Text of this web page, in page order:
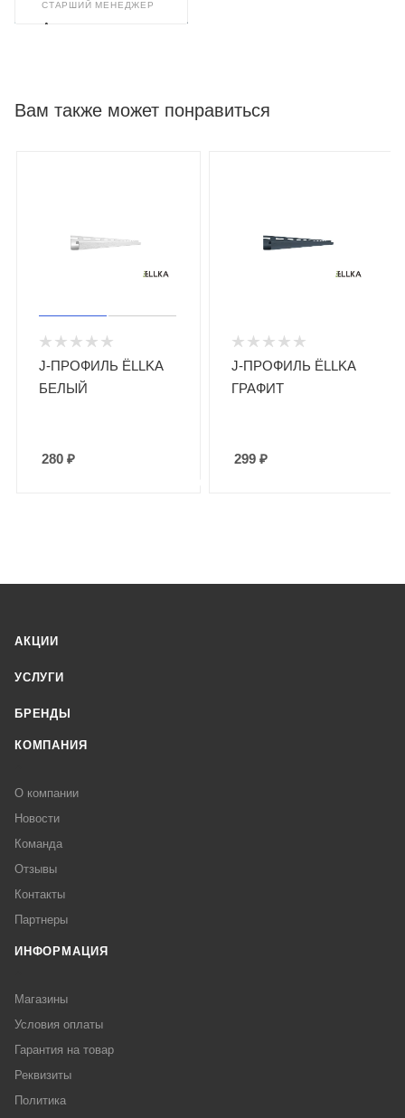
СТАРШИЙ МЕНЕДЖЕР
Александр
Вам также может понравиться
J-ПРОФИЛЬ ЁLLKA
БЕЛЫЙ
280 ₽
J-ПРОФИЛЬ ЁLLKA
ГРАФИТ
299 ₽
АКЦИИ
УСЛУГИ
БРЕНДЫ
КОМПАНИЯ
О компании
Новости
Команда
Отзывы
Контакты
Партнеры
ИНФОРМАЦИЯ
Магазины
Условия оплаты
Гарантия на товар
Реквизиты
Политика